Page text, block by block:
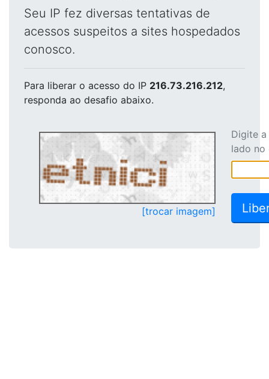
Seu IP fez diversas tentativas de
acessos suspeitos a sites hospedados
conosco.
Para liberar o acesso do IP 216.73.216.212,
responda ao desafio abaixo.
[trocar imagem]
Digite
lado no